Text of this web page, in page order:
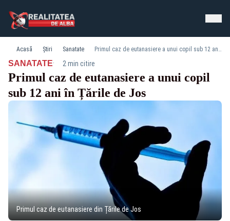
Acasă Știri Sanatate Primul caz de eutanasiere a unui copil sub 12 ani în Țările de Jos
SANATATE· 2 min citire
Primul caz de eutanasiere a unui copil
sub 12 ani în Țările de Jos
Primul caz de eutanasiere din Țările de Jos